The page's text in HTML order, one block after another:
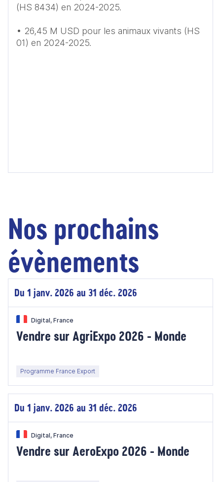
(HS 8434) en 2024-2025.
• 26,45 M USD pour les animaux vivants (HS
01) en 2024-2025.
Nos prochains
évènements
Du 1 janv. 2026 au 31 déc. 2026
Digital, France
Vendre sur AgriExpo 2026 - Monde
Programme France Export
Du 1 janv. 2026 au 31 déc. 2026
Digital, France
Vendre sur AeroExpo 2026 - Monde